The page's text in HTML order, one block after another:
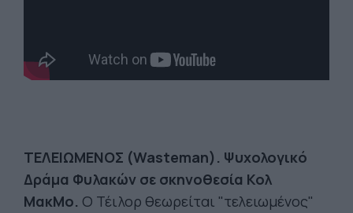
ΤΕΛΕΙΩΜΕΝΟΣ (Wasteman). Ψυχολογικό
Δράμα Φυλακών σε σκηνοθεσία Κολ
ΜακΜο. Ο Τέιλορ θεωρείται "τελειωμένος"